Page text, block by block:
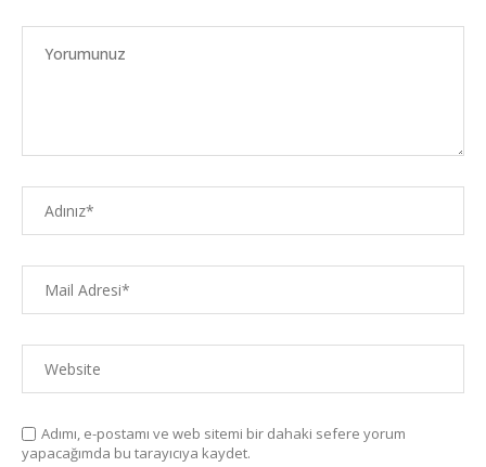
Adımı, e-postamı ve web sitemi bir dahaki sefere yorum
yapacağımda bu tarayıcıya kaydet.